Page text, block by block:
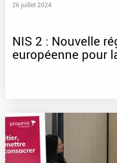
26 juillet 2024
NIS 2 : Nouvelle
européenne pour